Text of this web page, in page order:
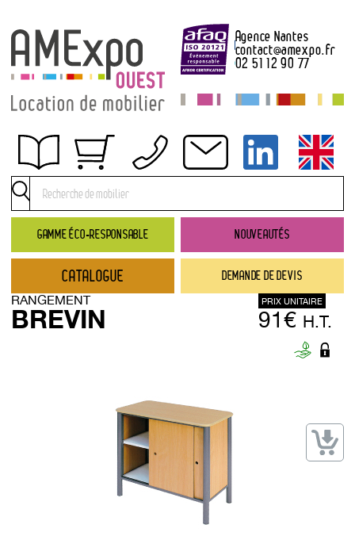
GAMME ÉCO-RESPONSABLE NOUVEAUTÉS
DEMANDE DE DEVIS
Agence Nantes
contact@amexpo.fr
02 51 12 90 77
Obtenir un devis
Conditions générales de location
Conditions de règlement
Catalogue
→ Nouveautés
→ Gamme éco-responsable
Modélisation 2D/3D
CATALOGUE
RANGEMENT
BREVIN
PRIX UNITAIRE
91€ H.T.